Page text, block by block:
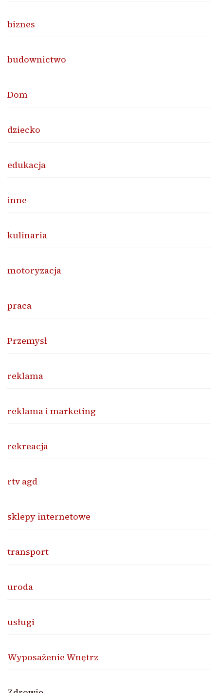
biznes
budownictwo
Dom
dziecko
edukacja
inne
kulinaria
motoryzacja
praca
Przemysł
reklama
reklama i marketing
rekreacja
rtv agd
sklepy internetowe
transport
uroda
usługi
Wyposażenie Wnętrz